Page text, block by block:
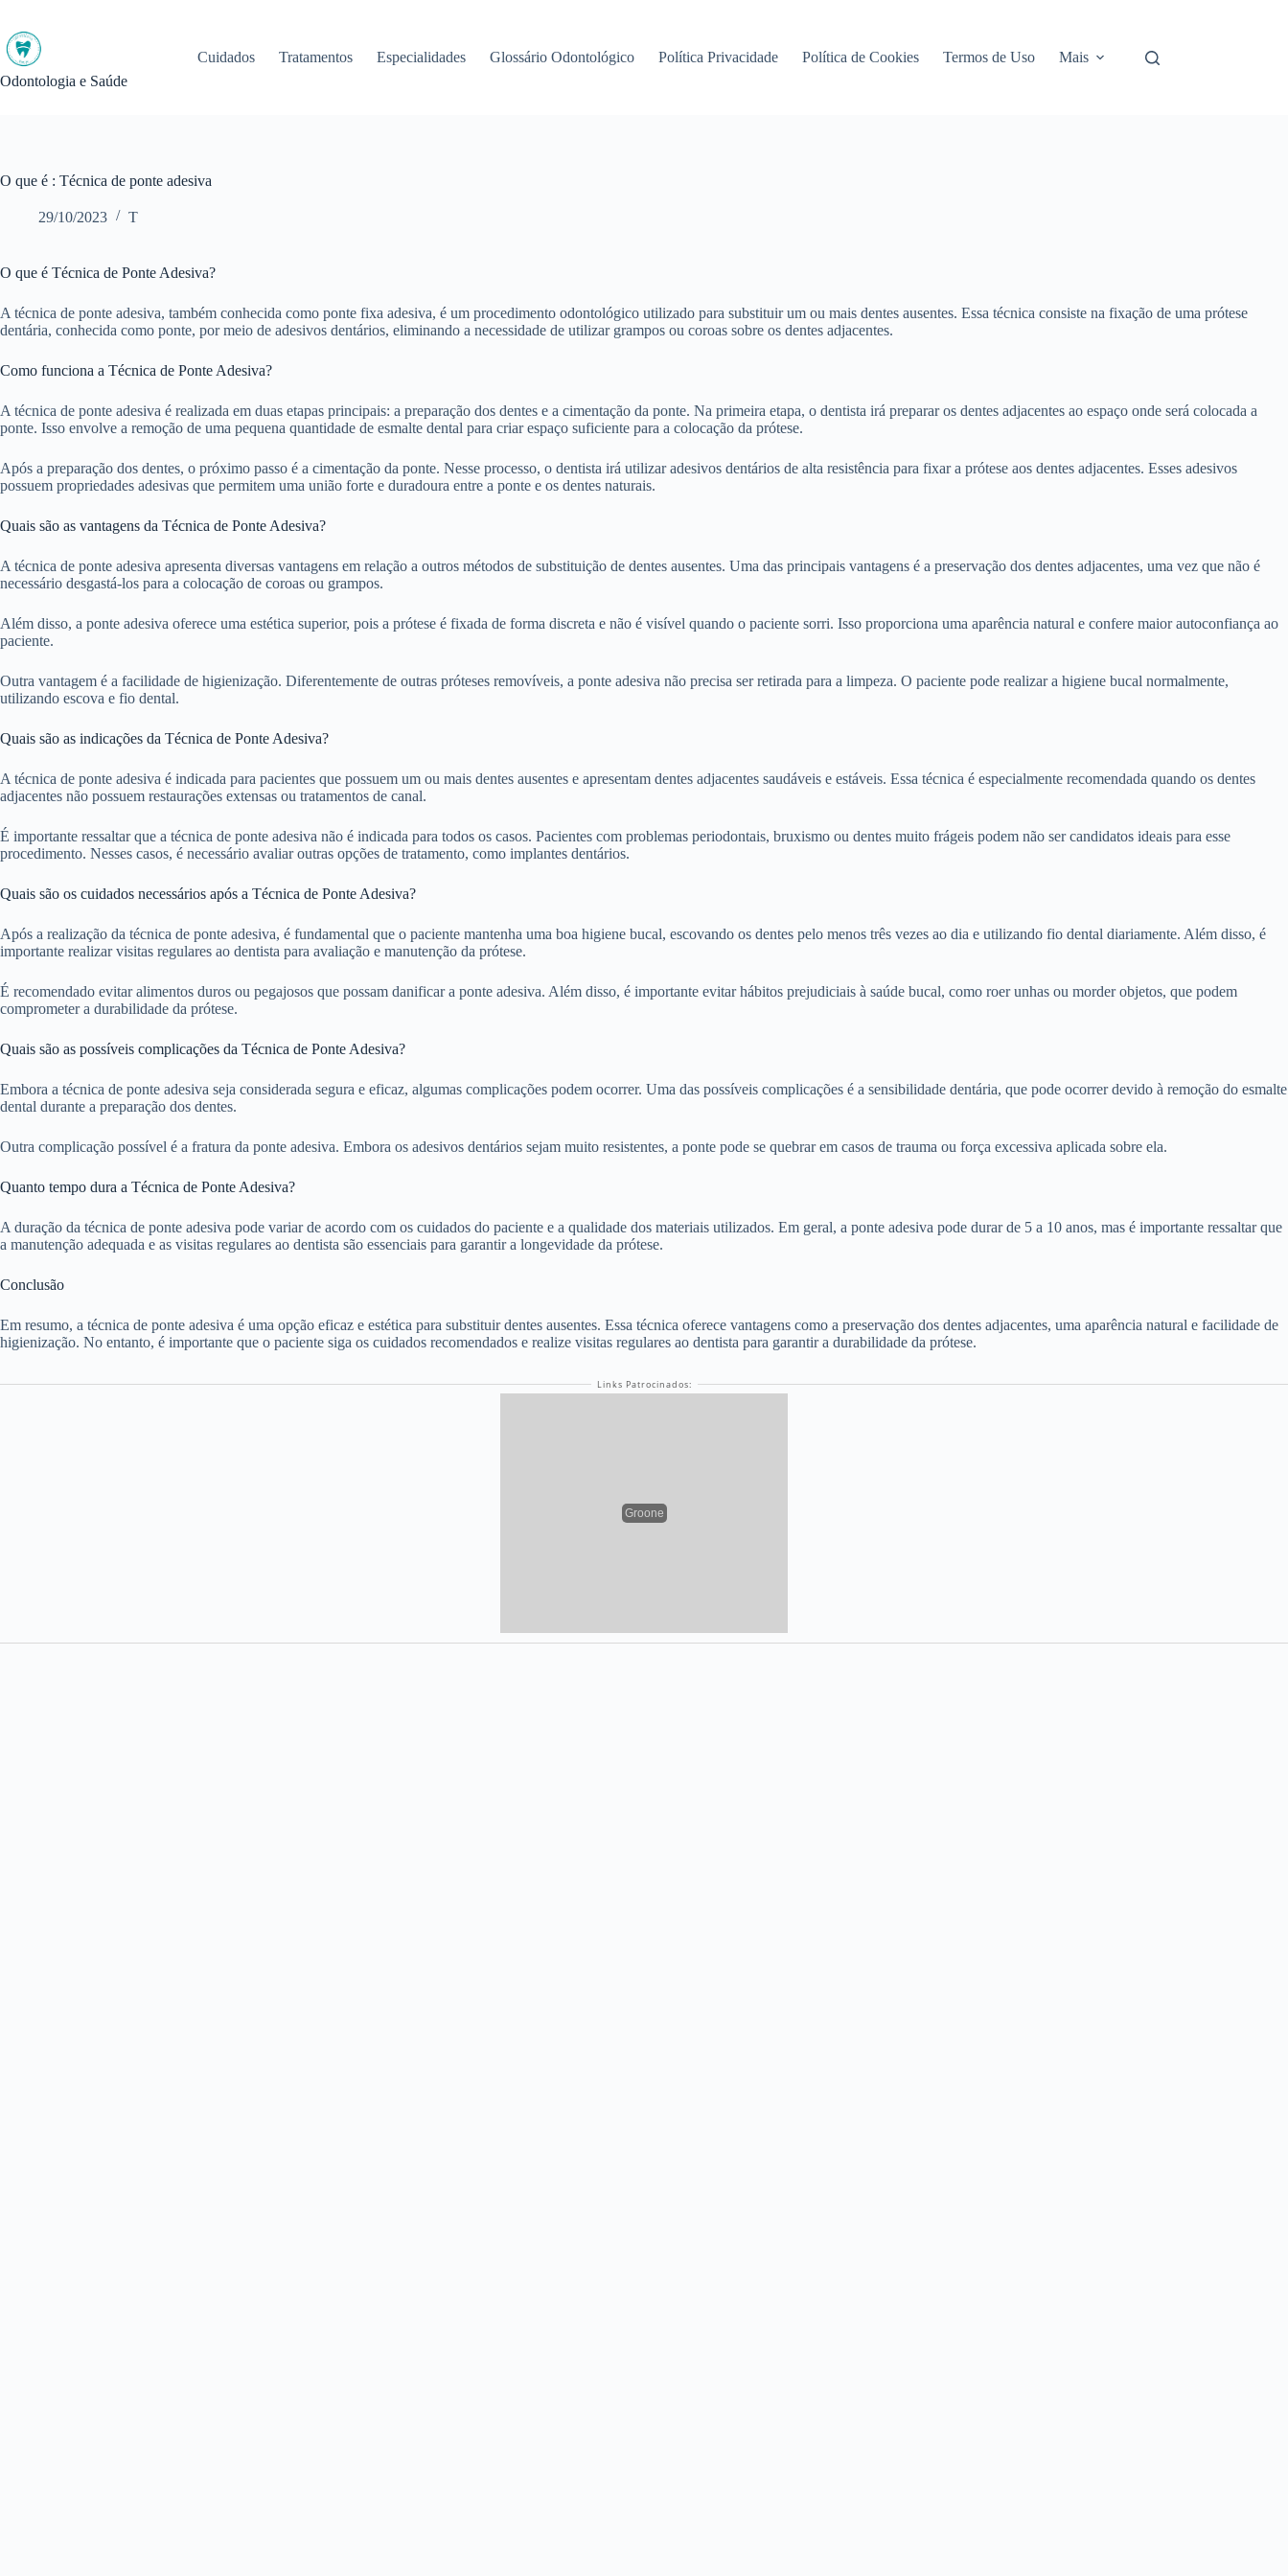
conteúdo
Odontologia e Saúde
Cuidados Tratamentos Especialidades Glossário Odontológico Política Privacidade Política de Cookies Termos de Uso Mais
O que é : Técnica de ponte adesiva
29/10/2023 T
O que é Técnica de Ponte Adesiva?
A técnica de ponte adesiva, também conhecida como ponte fixa adesiva, é um procedimento odontológico utilizado para substituir um ou mais dentes ausentes. Essa técnica consiste na fixação de uma prótese
dentária, conhecida como ponte, por meio de adesivos dentários, eliminando a necessidade de utilizar grampos ou coroas sobre os dentes adjacentes.
Como funciona a Técnica de Ponte Adesiva?
A técnica de ponte adesiva é realizada em duas etapas principais: a preparação dos dentes e a cimentação da ponte. Na primeira etapa, o dentista irá preparar os dentes adjacentes ao espaço onde será colocada a
ponte. Isso envolve a remoção de uma pequena quantidade de esmalte dental para criar espaço suficiente para a colocação da prótese.
Após a preparação dos dentes, o próximo passo é a cimentação da ponte. Nesse processo, o dentista irá utilizar adesivos dentários de alta resistência para fixar a prótese aos dentes adjacentes. Esses adesivos
possuem propriedades adesivas que permitem uma união forte e duradoura entre a ponte e os dentes naturais.
Quais são as vantagens da Técnica de Ponte Adesiva?
A técnica de ponte adesiva apresenta diversas vantagens em relação a outros métodos de substituição de dentes ausentes. Uma das principais vantagens é a preservação dos dentes adjacentes, uma vez que não é
necessário desgastá-los para a colocação de coroas ou grampos.
Além disso, a ponte adesiva oferece uma estética superior, pois a prótese é fixada de forma discreta e não é visível quando o paciente sorri. Isso proporciona uma aparência natural e confere maior autoconfiança ao
paciente.
Outra vantagem é a facilidade de higienização. Diferentemente de outras próteses removíveis, a ponte adesiva não precisa ser retirada para a limpeza. O paciente pode realizar a higiene bucal normalmente,
utilizando escova e fio dental.
Quais são as indicações da Técnica de Ponte Adesiva?
A técnica de ponte adesiva é indicada para pacientes que possuem um ou mais dentes ausentes e apresentam dentes adjacentes saudáveis e estáveis. Essa técnica é especialmente recomendada quando os dentes
adjacentes não possuem restaurações extensas ou tratamentos de canal.
É importante ressaltar que a técnica de ponte adesiva não é indicada para todos os casos. Pacientes com problemas periodontais, bruxismo ou dentes muito frágeis podem não ser candidatos ideais para esse
procedimento. Nesses casos, é necessário avaliar outras opções de tratamento, como implantes dentários.
Quais são os cuidados necessários após a Técnica de Ponte Adesiva?
Após a realização da técnica de ponte adesiva, é fundamental que o paciente mantenha uma boa higiene bucal, escovando os dentes pelo menos três vezes ao dia e utilizando fio dental diariamente. Além disso, é
importante realizar visitas regulares ao dentista para avaliação e manutenção da prótese.
É recomendado evitar alimentos duros ou pegajosos que possam danificar a ponte adesiva. Além disso, é importante evitar hábitos prejudiciais à saúde bucal, como roer unhas ou morder objetos, que podem
comprometer a durabilidade da prótese.
Quais são as possíveis complicações da Técnica de Ponte Adesiva?
Embora a técnica de ponte adesiva seja considerada segura e eficaz, algumas complicações podem ocorrer. Uma das possíveis complicações é a sensibilidade dentária, que pode ocorrer devido à remoção do esmalte
dental durante a preparação dos dentes.
Outra complicação possível é a fratura da ponte adesiva. Embora os adesivos dentários sejam muito resistentes, a ponte pode se quebrar em casos de trauma ou força excessiva aplicada sobre ela.
Quanto tempo dura a Técnica de Ponte Adesiva?
A duração da técnica de ponte adesiva pode variar de acordo com os cuidados do paciente e a qualidade dos materiais utilizados. Em geral, a ponte adesiva pode durar de 5 a 10 anos, mas é importante ressaltar que
a manutenção adequada e as visitas regulares ao dentista são essenciais para garantir a longevidade da prótese.
Conclusão
Em resumo, a técnica de ponte adesiva é uma opção eficaz e estética para substituir dentes ausentes. Essa técnica oferece vantagens como a preservação dos dentes adjacentes, uma aparência natural e facilidade de
higienização. No entanto, é importante que o paciente siga os cuidados recomendados e realize visitas regulares ao dentista para garantir a durabilidade da prótese.